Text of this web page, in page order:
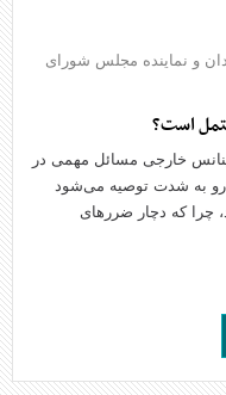
و نماینده مجلس شورای
است؟
خارجی مسائل مهمی در
رو به شدت توصیه می‌شود
چرا که دچار ضررهای